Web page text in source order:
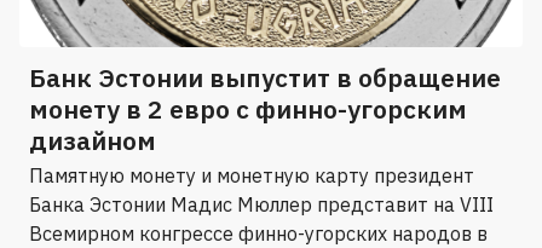
Банк Эстонии выпустит в обращение
монету в 2 евро с финно-угорским
дизайном
Памятную монету и монетную карту президент
Банка Эстонии Мадис Мюллер представит на VIII
Всемирном конгрессе финно-угорских народов в